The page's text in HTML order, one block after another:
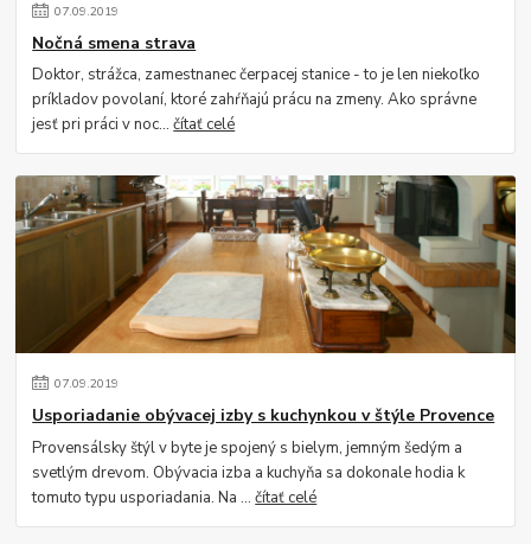
07.09.2019
Nočná smena strava
Doktor, strážca, zamestnanec čerpacej stanice - to je len niekoľko
príkladov povolaní, ktoré zahŕňajú prácu na zmeny. Ako správne
jesť pri práci v noc...čítať celé
07.09.2019
Usporiadanie obývacej izby s kuchynkou v štýle Provence
Provensálsky štýl v byte je spojený s bielym, jemným šedým a
svetlým drevom. Obývacia izba a kuchyňa sa dokonale hodia k
tomuto typu usporiadania. Na ...čítať celé